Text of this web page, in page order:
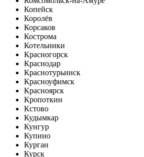
Копейск
Королёв
Корсаков
Кострома
Котельники
Красногорск
Краснодар
Краснотурьинск
Красноуфимск
Красноярск
Кропоткин
Кстово
Кудымкар
Кунгур
Купино
Курган
Курск